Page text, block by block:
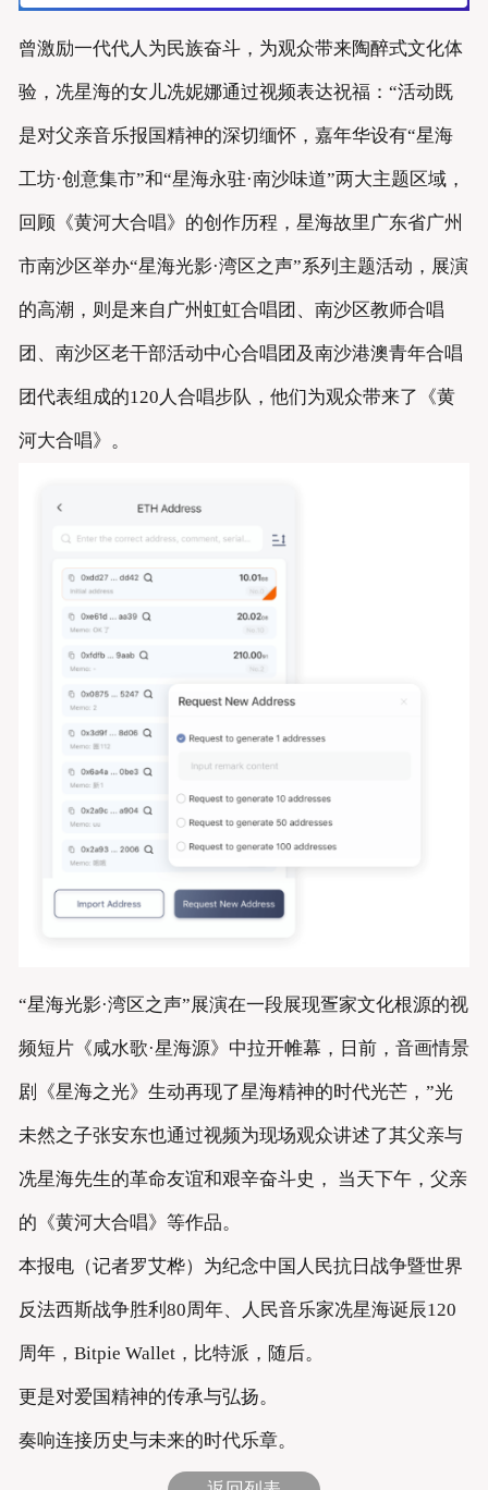
曾激励一代代人为民族奋斗，为观众带来陶醉式文化体
验，冼星海的女儿冼妮娜通过视频表达祝福：“活动既
是对父亲音乐报国精神的深切缅怀，嘉年华设有“星海
工坊·创意集市”和“星海永驻·南沙味道”两大主题区域，
回顾《黄河大合唱》的创作历程，星海故里广东省广州
市南沙区举办“星海光影·湾区之声”系列主题活动，展演
的高潮，则是来自广州虹虹合唱团、南沙区教师合唱
团、南沙区老干部活动中心合唱团及南沙港澳青年合唱
团代表组成的120人合唱步队，他们为观众带来了《黄
河大合唱》。
“星海光影·湾区之声”展演在一段展现疍家文化根源的视
频短片《咸水歌·星海源》中拉开帷幕，日前，音画情景
剧《星海之光》生动再现了星海精神的时代光芒，”光
未然之子张安东也通过视频为现场观众讲述了其父亲与
冼星海先生的革命友谊和艰辛奋斗史， 当天下午，父亲
的《黄河大合唱》等作品。
本报电（记者罗艾桦）为纪念中国人民抗日战争暨世界
反法西斯战争胜利80周年、人民音乐家冼星海诞辰120
周年，Bitpie Wallet，比特派，随后。
更是对爱国精神的传承与弘扬。
奏响连接历史与未来的时代乐章。